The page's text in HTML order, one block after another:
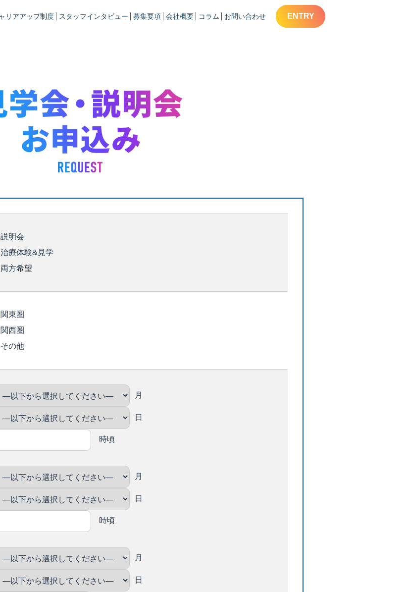
リアアップ制度 スタッフインタビュー 募集要項 会社概要 コラム お問い合わせ ENTRY
説明会
治療体験&見学
両方希望
関東圏
関西圏
その他
月
日
時頃
月
日
時頃
月
日